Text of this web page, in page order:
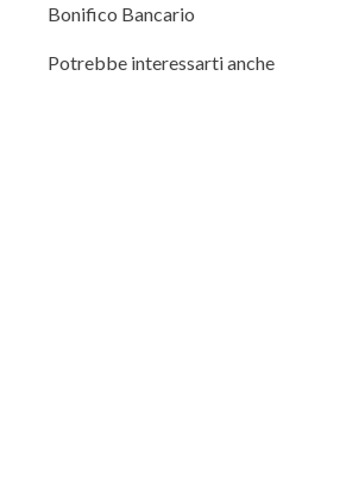
Bonifico Bancario
Potrebbe interessarti anche